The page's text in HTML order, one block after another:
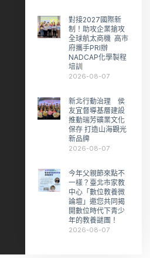
對接2027國際新
制！助攻企業搶攻
全球航太商機 高市
府攜手PRI辦
NADCAP化學製程
培訓
2026-08-07
新北行動治理 侯
友宜督導基層建設
推動瑞芳礦業文化
保存 打造山海觀光
新品牌
2026-08-07
今年父親節來點不
一樣？臺北市家教
中心「數位教養微
論壇」邀您共同揭
開數位時代下青少
年的教養謎團！
2026-08-07